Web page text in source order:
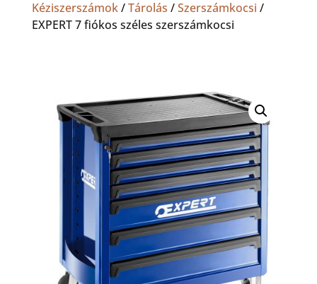
Kéziszerszámok/Tárolás /Szerszámkocsi /
EXPERT 7 fiókos széles szerszámkocsi